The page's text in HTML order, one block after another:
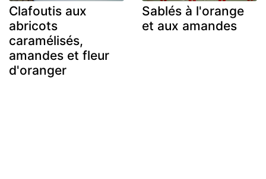
Clafoutis aux
abricots
caramélisés,
amandes et fleur
d'oranger
Sablés à l'orange
et aux amandes